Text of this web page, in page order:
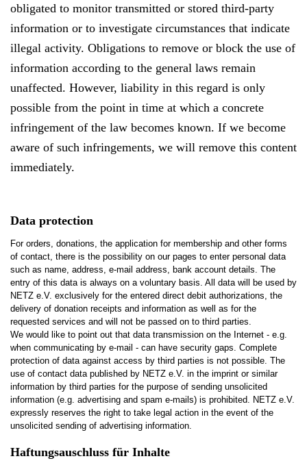
obligated to monitor transmitted or stored third-party
information or to investigate circumstances that indicate
illegal activity. Obligations to remove or block the use of
information according to the general laws remain
unaffected. However, liability in this regard is only
possible from the point in time at which a concrete
infringement of the law becomes known. If we become
aware of such infringements, we will remove this content
immediately.
Data protection
For orders, donations, the application for membership and other forms
of contact, there is the possibility on our pages to enter personal data
such as name, address, e-mail address, bank account details. The
entry of this data is always on a voluntary basis. All data will be used by
NETZ e.V. exclusively for the entered direct debit authorizations, the
delivery of donation receipts and information as well as for the
requested services and will not be passed on to third parties.
We would like to point out that data transmission on the Internet - e.g.
when communicating by e-mail - can have security gaps. Complete
protection of data against access by third parties is not possible. The
use of contact data published by NETZ e.V. in the imprint or similar
information by third parties for the purpose of sending unsolicited
information (e.g. advertising and spam e-mails) is prohibited. NETZ e.V.
expressly reserves the right to take legal action in the event of the
unsolicited sending of advertising information.
Haftungsauschluss für Inhalte